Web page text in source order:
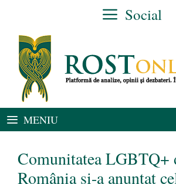
conținut
Social
MENIU
Comunitatea LGBTQ+
România și-a anunțat